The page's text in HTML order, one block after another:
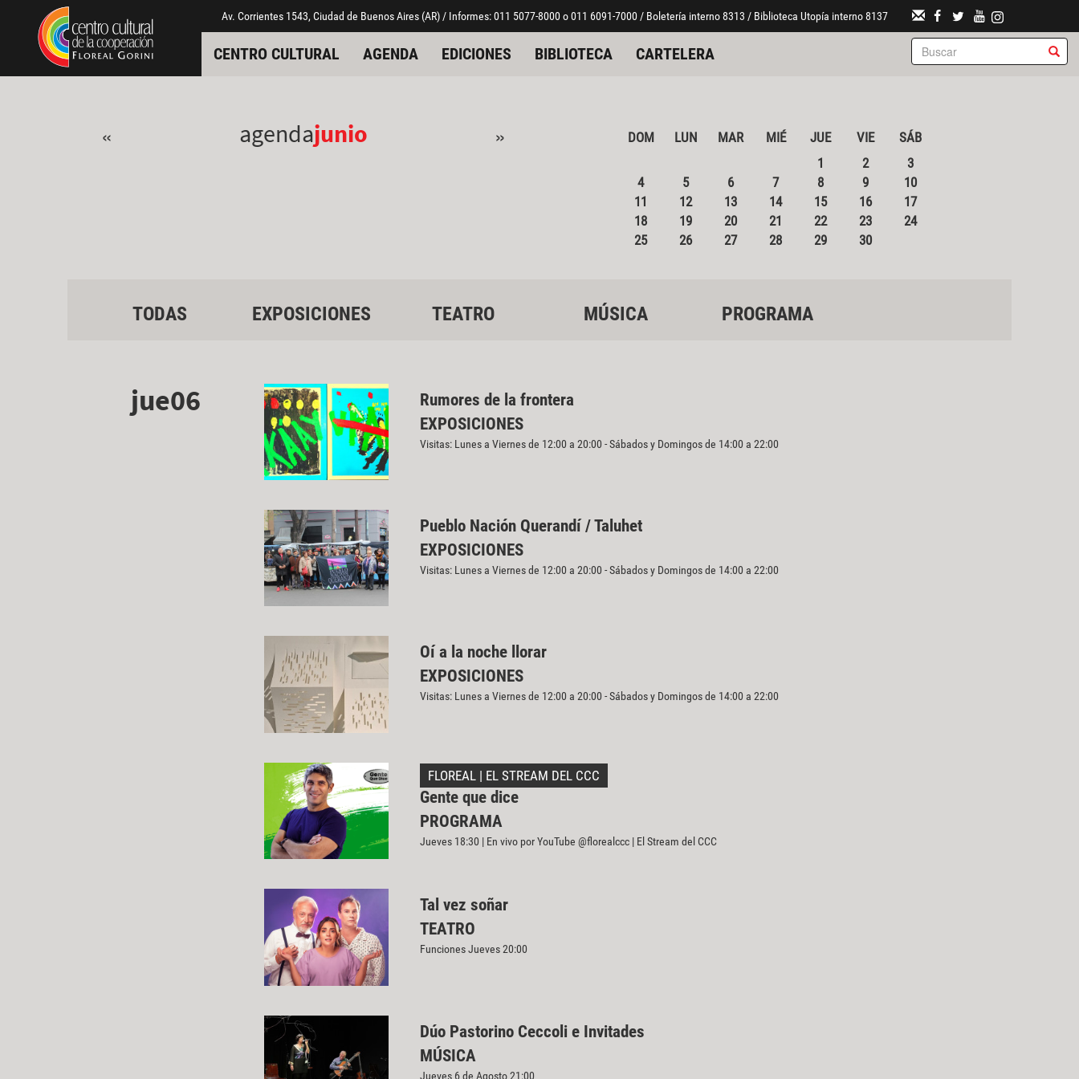
Pasar al contenido principal
Jump to main content Av. Corrientes 1543, Ciudad de Buenos Aires (AR) / Informes: 011 5077-8000 o 011 6091-7000 / Boletería interno 8313 / Biblioteca Utopía interno 8137
CENTRO CULTURAL AGENDA EDICIONES BIBLIOTECA CARTELERA
« agendajunio » DOM LUN MAR MIÉ JUE VIE
SÁB
1
2
3
4
5 6 7 8 9
10
11
12 13 14 15 16
17
18
19 20 21 22 23
24
25
26 27 28 29 30
TODAS EXPOSICIONES TEATRO MÚSICA PROGRAMA
jue06
Rumores de la frontera
EXPOSICIONES
Visitas: Lunes a Viernes de 12:00 a 20:00 - Sábados y Domingos de 14:00 a 22:00
Pueblo Nación Querandí / Taluhet
EXPOSICIONES
Visitas: Lunes a Viernes de 12:00 a 20:00 - Sábados y Domingos de 14:00 a 22:00
Oí a la noche llorar
EXPOSICIONES
Visitas: Lunes a Viernes de 12:00 a 20:00 - Sábados y Domingos de 14:00 a 22:00
FLOREAL | EL STREAM DEL CCC
Gente que dice
PROGRAMA
Jueves 18:30 | En vivo por YouTube @florealccc | El Stream del CCC
Tal vez soñar
TEATRO
Funciones Jueves 20:00
Dúo Pastorino Ceccoli e Invitades
MÚSICA
Jueves 6 de Agosto 21:00